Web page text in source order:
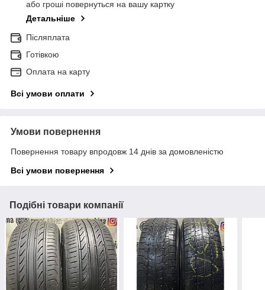
або гроші повернуться на вашу картку
Детальніше
Післяплата
Готівкою
Оплата на карту
Всі умови оплати
Умови повернення
Повернення товару впродовж 14 днів за домовленістю
Всі умови повернення
Подібні товари компанії